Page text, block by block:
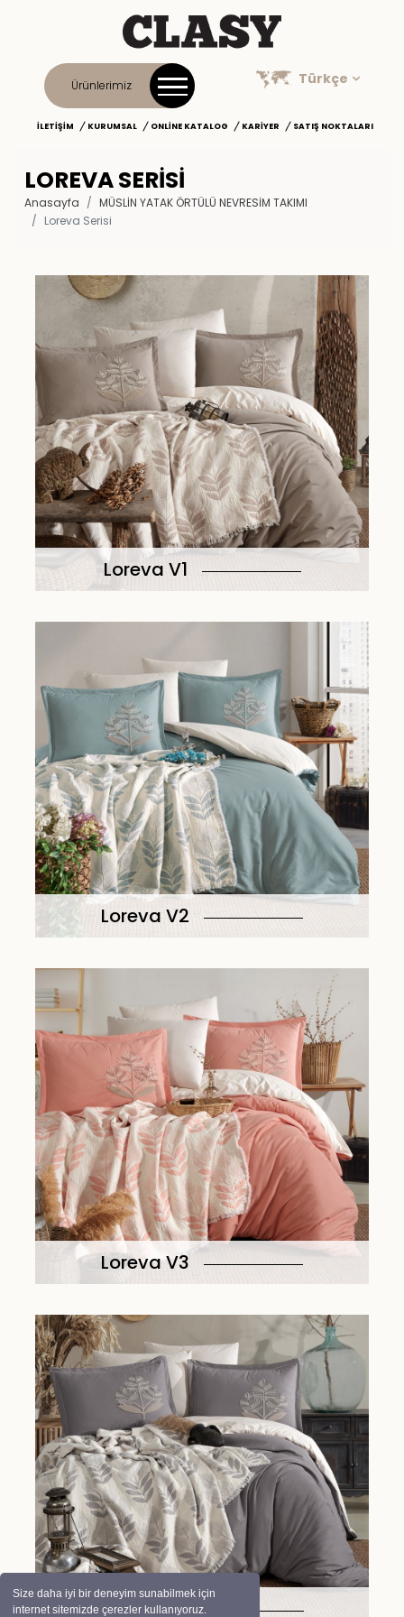
Size daha iyi bir deneyim sunabilmek için
internet sitemizde çerezler kullanıyoruz.
Ürünlerimiz Türkçe
İLETIŞIM KURUMSAL ONLINE KATALOG KARIYER SATIŞ NOKTALARI
LOREVA SERISI
Anasayfa
MÜSLİN YATAK ÖRTÜLÜ NEVRESİM TAKIMI
Loreva Serisi
Loreva V1
Loreva V2
Loreva V3
Loreva V4